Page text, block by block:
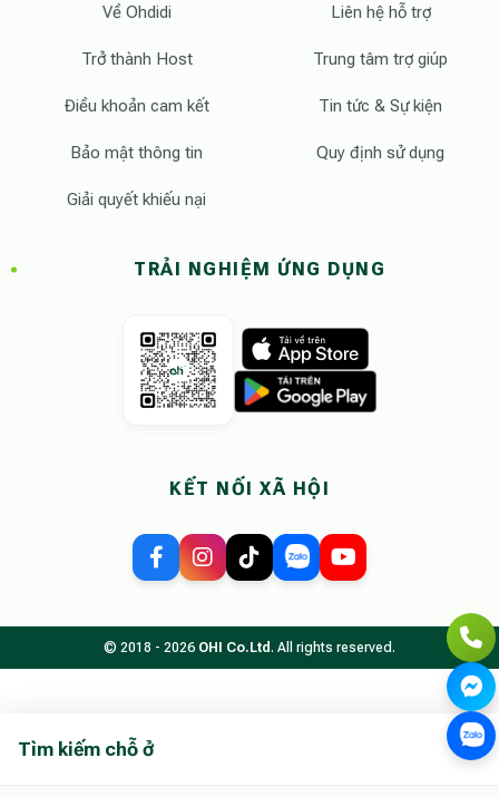
Tìm kiếm chỗ ở
Về Ohdidi
Trở thành Host
Điều khoản cam kết
Bảo mật thông tin
Giải quyết khiếu nại
Liên hệ hỗ trợ
Trung tâm trợ giúp
Tin tức & Sự kiện
Quy định sử dụng
TRẢI NGHIỆM ỨNG DỤNG
KẾT NỐI XÃ HỘI
© 2018 - 2026 OHI Co.Ltd. All rights reserved.